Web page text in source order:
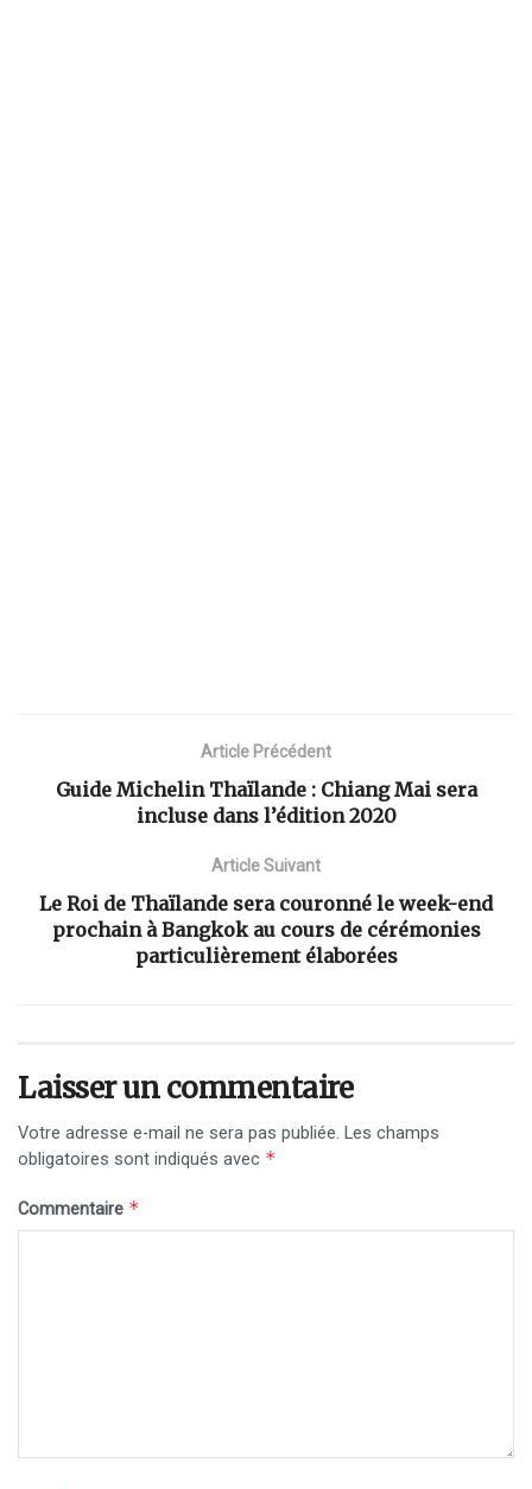
Article Précédent
Guide Michelin Thaïlande : Chiang Mai sera
incluse dans l’édition 2020
Article Suivant
Le Roi de Thaïlande sera couronné le week-end
prochain à Bangkok au cours de cérémonies
particulièrement élaborées
Laisser un commentaire
Votre adresse e-mail ne sera pas publiée. Les champs
obligatoires sont indiqués avec *
Commentaire *